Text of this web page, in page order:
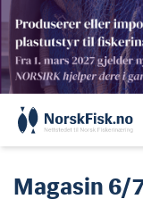
Skip
content
Magasin 6/